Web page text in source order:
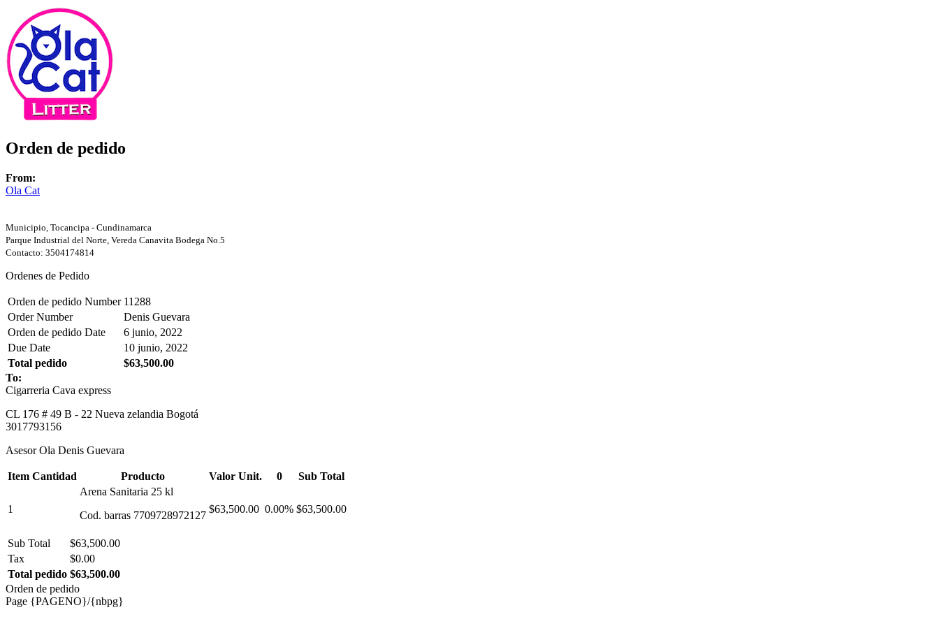
Orden de pedido
From:
Ola Cat
Municipio, Tocancipa - Cundinamarca
Parque Industrial del Norte, Vereda Canavita Bodega No.5
Contacto: 3504174814
Ordenes de Pedido
Orden de pedido Number 11288
Order Number
Denis Guevara
Orden de pedido Date
6 junio, 2022
Due Date
10 junio, 2022
Total pedido
$63,500.00
To:
Cigarreria Cava express
CL 176 # 49 B - 22 Nueva zelandia Bogotá
3017793156
Asesor Ola Denis Guevara
Item Cantidad Producto Valor Unit. 0 Sub Total
1
Arena Sanitaria 25 kl
Cod. barras 7709728972127
$63,500.00 0.00% $63,500.00
Sub Total
$63,500.00
Tax
$0.00
Total pedido $63,500.00
Orden de pedido
Page {PAGENO}/{nbpg}